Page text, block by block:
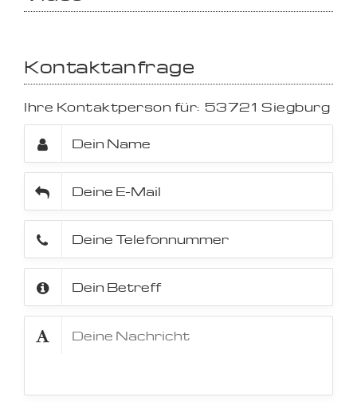
Kontaktanfrage
Ihre Kontaktperson für: 53721 Siegburg